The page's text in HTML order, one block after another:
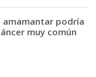
amamantar podría
muy común